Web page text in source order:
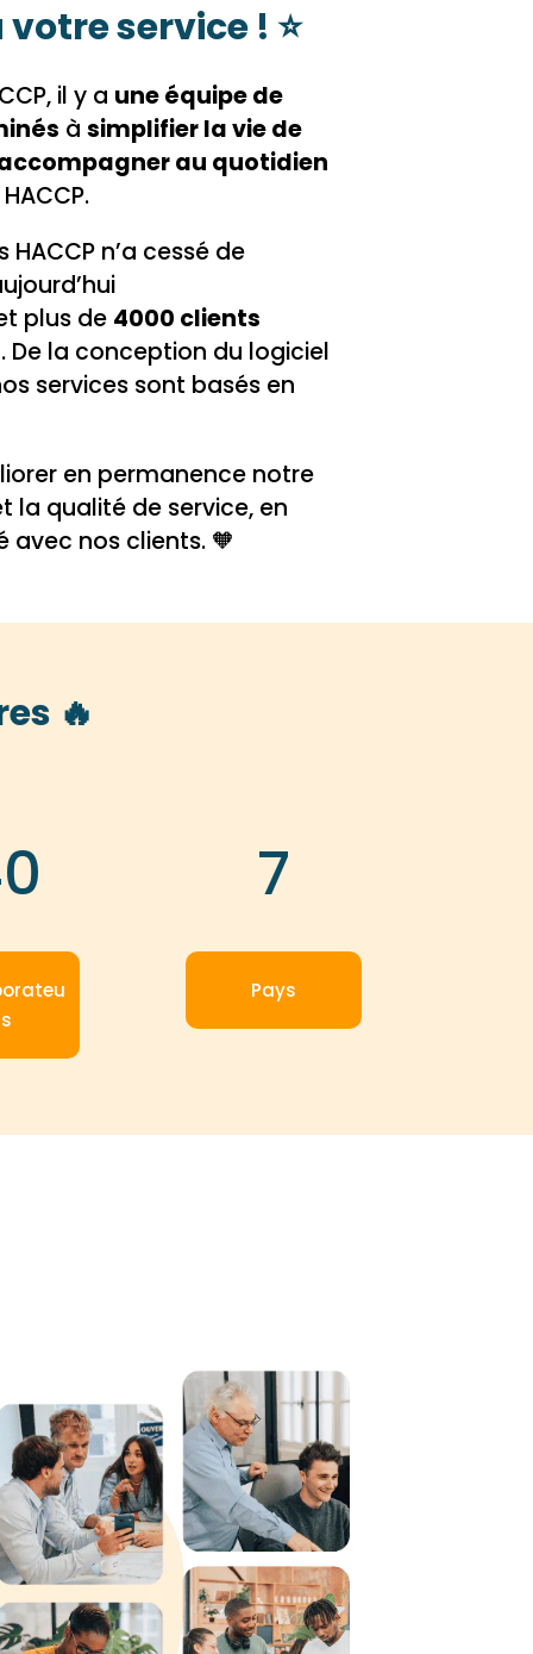
service ! ⭐
il y a une équipe de
à simplifier la vie de
au quotidien
HACCP n’a cessé de
plus de 4000 clients
. De la conception du logiciel
services sont basés en
en permanence notre
la qualité de service, en
nos clients. 🧡
🔥
7
Pays